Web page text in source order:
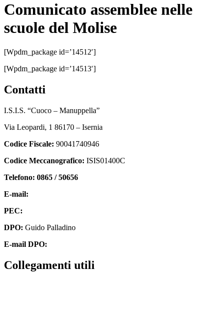
Comunicato assemblee nelle
scuole del Molise
[wpdm_package id=’14512′]
[wpdm_package id=’14513′]
contatti
I.S.I.S. “Cuoco – Manuppella”
Via Leopardi, 1 86170 – Isernia
Codice Fiscale: 90041740946
Codice Meccanografico: ISIS01400C
Telefono: 0865 / 50656
E-mail:
PEC:
DPO: Guido Palladino
E-mail DPO:
collegamenti utili